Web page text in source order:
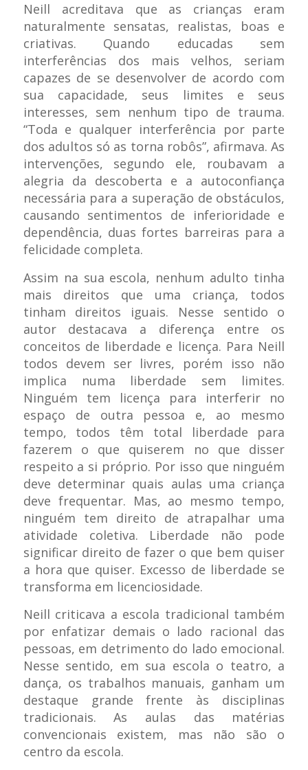
Neill acreditava que as crianças eram
naturalmente sensatas, realistas, boas e
criativas. Quando educadas sem
interferências dos mais velhos, seriam
capazes de se desenvolver de acordo com
sua capacidade, seus limites e seus
interesses, sem nenhum tipo de trauma.
“Toda e qualquer interferência por parte
dos adultos só as torna robôs”, afirmava. As
intervenções, segundo ele, roubavam a
alegria da descoberta e a autoconfiança
necessária para a superação de obstáculos,
causando sentimentos de inferioridade e
dependência, duas fortes barreiras para a
felicidade completa.
Assim na sua escola, nenhum adulto tinha
mais direitos que uma criança, todos
tinham direitos iguais. Nesse sentido o
autor destacava a diferença entre os
conceitos de liberdade e licença. Para Neill
todos devem ser livres, porém isso não
implica numa liberdade sem limites.
Ninguém tem licença para interferir no
espaço de outra pessoa e, ao mesmo
tempo, todos têm total liberdade para
fazerem o que quiserem no que disser
respeito a si próprio. Por isso que ninguém
deve determinar quais aulas uma criança
deve frequentar. Mas, ao mesmo tempo,
ninguém tem direito de atrapalhar uma
atividade coletiva. Liberdade não pode
significar direito de fazer o que bem quiser
a hora que quiser. Excesso de liberdade se
transforma em licenciosidade.
Neill criticava a escola tradicional também
por enfatizar demais o lado racional das
pessoas, em detrimento do lado emocional.
Nesse sentido, em sua escola o teatro, a
dança, os trabalhos manuais, ganham um
destaque grande frente às disciplinas
tradicionais. As aulas das matérias
convencionais existem, mas não são o
centro da escola.